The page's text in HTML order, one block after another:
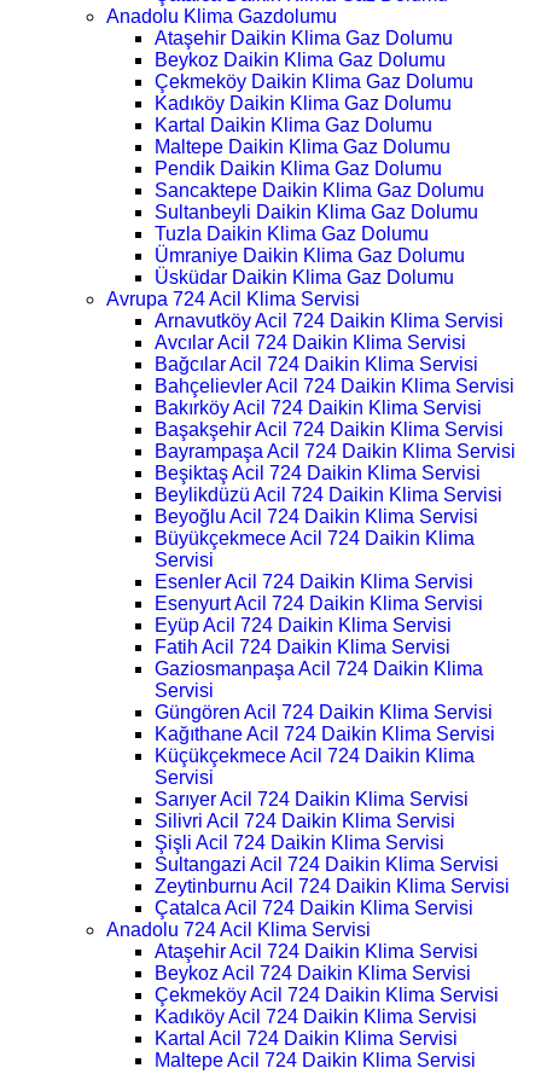
Anadolu Klima Gazdolumu
Ataşehir Daikin Klima Gaz Dolumu
Beykoz Daikin Klima Gaz Dolumu
Çekmeköy Daikin Klima Gaz Dolumu
Kadıköy Daikin Klima Gaz Dolumu
Kartal Daikin Klima Gaz Dolumu
Maltepe Daikin Klima Gaz Dolumu
Pendik Daikin Klima Gaz Dolumu
Sancaktepe Daikin Klima Gaz Dolumu
Sultanbeyli Daikin Klima Gaz Dolumu
Tuzla Daikin Klima Gaz Dolumu
Ümraniye Daikin Klima Gaz Dolumu
Üsküdar Daikin Klima Gaz Dolumu
Avrupa 724 Acil Klima Servisi
Arnavutköy Acil 724 Daikin Klima Servisi
Avcılar Acil 724 Daikin Klima Servisi
Bağcılar Acil 724 Daikin Klima Servisi
Bahçelievler Acil 724 Daikin Klima Servisi
Bakırköy Acil 724 Daikin Klima Servisi
Başakşehir Acil 724 Daikin Klima Servisi
Bayrampaşa Acil 724 Daikin Klima Servisi
Beşiktaş Acil 724 Daikin Klima Servisi
Beylikdüzü Acil 724 Daikin Klima Servisi
Beyoğlu Acil 724 Daikin Klima Servisi
Büyükçekmece Acil 724 Daikin Klima
Servisi
Esenler Acil 724 Daikin Klima Servisi
Esenyurt Acil 724 Daikin Klima Servisi
Eyüp Acil 724 Daikin Klima Servisi
Fatih Acil 724 Daikin Klima Servisi
Gaziosmanpaşa Acil 724 Daikin Klima
Servisi
Güngören Acil 724 Daikin Klima Servisi
Kağıthane Acil 724 Daikin Klima Servisi
Küçükçekmece Acil 724 Daikin Klima
Servisi
Sarıyer Acil 724 Daikin Klima Servisi
Silivri Acil 724 Daikin Klima Servisi
Şişli Acil 724 Daikin Klima Servisi
Sultangazi Acil 724 Daikin Klima Servisi
Zeytinburnu Acil 724 Daikin Klima Servisi
Çatalca Acil 724 Daikin Klima Servisi
Anadolu 724 Acil Klima Servisi
Ataşehir Acil 724 Daikin Klima Servisi
Beykoz Acil 724 Daikin Klima Servisi
Çekmeköy Acil 724 Daikin Klima Servisi
Kadıköy Acil 724 Daikin Klima Servisi
Kartal Acil 724 Daikin Klima Servisi
Maltepe Acil 724 Daikin Klima Servisi